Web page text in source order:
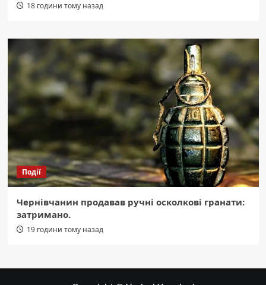
18 години тому назад
Події
Чернівчанин продавав ручні осколкові гранати:
затримано.
19 години тому назад